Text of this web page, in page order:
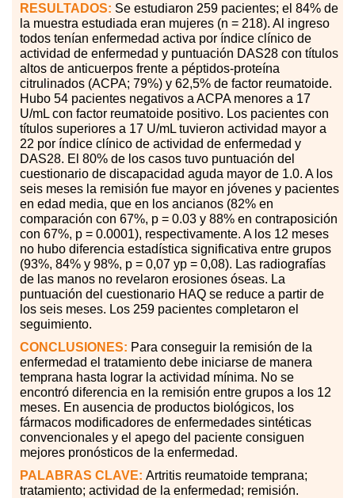
RESULTADOS: Se estudiaron 259 pacientes; el 84% de
la muestra estudiada eran mujeres (n = 218). Al ingreso
todos tenían enfermedad activa por índice clínico de
actividad de enfermedad y puntuación DAS28 con títulos
altos de anticuerpos frente a péptidos-proteína
citrulinados (ACPA; 79%) y 62,5% de factor reumatoide.
Hubo 54 pacientes negativos a ACPA menores a 17
U/mL con factor reumatoide positivo. Los pacientes con
títulos superiores a 17 U/mL tuvieron actividad mayor a
22 por índice clínico de actividad de enfermedad y
DAS28. El 80% de los casos tuvo puntuación del
cuestionario de discapacidad aguda mayor de 1.0. A los
seis meses la remisión fue mayor en jóvenes y pacientes
en edad media, que en los ancianos (82% en
comparación con 67%, p = 0.03 y 88% en contraposición
con 67%, p = 0.0001), respectivamente. A los 12 meses
no hubo diferencia estadística significativa entre grupos
(93%, 84% y 98%, p = 0,07 yp = 0,08). Las radiografías
de las manos no revelaron erosiones óseas. La
puntuación del cuestionario HAQ se reduce a partir de
los seis meses. Los 259 pacientes completaron el
seguimiento.
CONCLUSIONES: Para conseguir la remisión de la
enfermedad el tratamiento debe iniciarse de manera
temprana hasta lograr la actividad mínima. No se
encontró diferencia en la remisión entre grupos a los 12
meses. En ausencia de productos biológicos, los
fármacos modificadores de enfermedades sintéticas
convencionales y el apego del paciente consiguen
mejores pronósticos de la enfermedad.
PALABRAS CLAVE: Artritis reumatoide temprana;
tratamiento; actividad de la enfermedad; remisión.